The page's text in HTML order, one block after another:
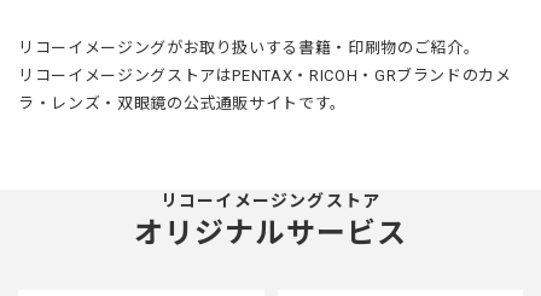
リコーイメージングがお取り扱いする書籍・印刷物のご紹介。
リコーイメージングストアはPENTAX・RICOH・GRブランドのカメ
ラ・レンズ・双眼鏡の公式通販サイトです。
リコーイメージングストア
オリジナルサービス